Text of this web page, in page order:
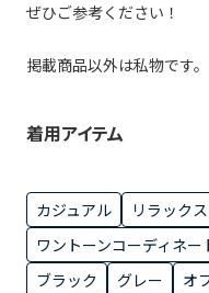
ぜひご参考ください！
掲載商品以外は私物です。
着用アイテム
カジュアル リラックス
ワントーンコーディネー
ブラック
グレー オ